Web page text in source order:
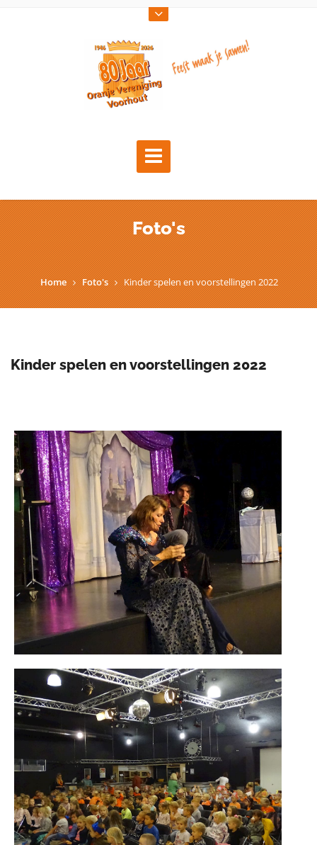
Foto's
Home Foto's Kinder spelen en voorstellingen 2022
Kinder spelen en voorstellingen 2022